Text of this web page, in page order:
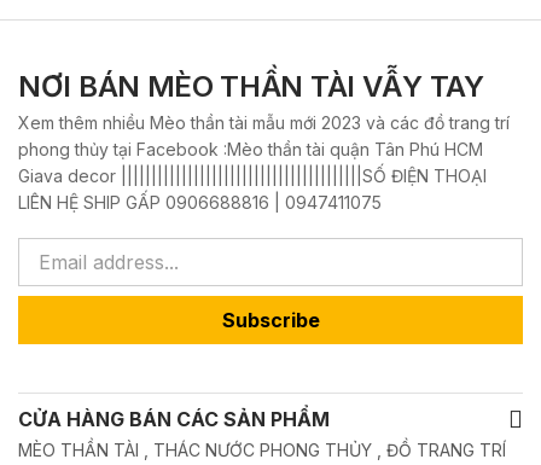
NƠI BÁN MÈO THẦN TÀI VẪY TAY
Xem thêm nhiều Mèo thần tài mẫu mới 2023 và các đồ trang trí
phong thủy tại Facebook :Mèo thần tài quận Tân Phú HCM
Giava decor ||||||||||||||||||||||||||||||||||||||||SỐ ĐIỆN THOẠI
LIÊN HỆ SHIP GẤP 0906688816 | 0947411075
Subscribe
CỬA HÀNG BÁN CÁC SẢN PHẨM
MÈO THẦN TÀI , THÁC NƯỚC PHONG THỦY , ĐỒ TRANG TRÍ